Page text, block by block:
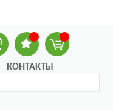
КОНТАКТЫ